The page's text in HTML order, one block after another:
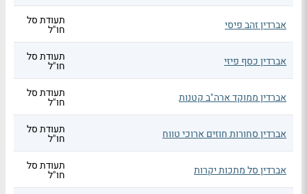
אברדין זהב פיסי תעודת סל
חו"ל
אברדין כסף פיזי תעודת סל
חו"ל
אברדין ממוקד ארה"ב קטנות תעודת סל
חו"ל
אברדין סחורות חוזים ארוכי טווח תעודת סל
חו"ל
אברדין סל מתכות יקרות תעודת סל
חו"ל